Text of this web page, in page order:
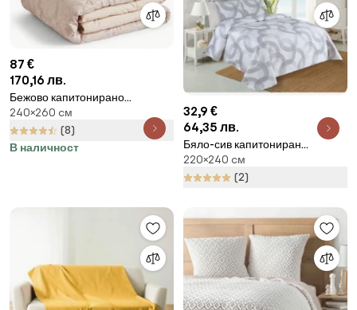
87 €
170,16 лв.
Бежово капитонирано
покривало за легло от дамаск
240x260 cm Damask Jacquard
– Catherine Lansfield
240×260 cм
(8)
В наличност
32,9 €
64,35 лв.
Бяло-сив капитониран
комплект шалте и калъфка за
възглавница 220x240 cm
220×240 cм
(2)